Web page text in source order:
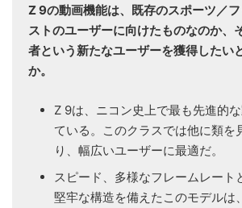
Z 9の動画機能は、既存のスポーツ／
ストのユーザーに向けたものなのか、
者という新たなユーザーを獲得したい
か。
Z 9は、ニコン史上で最も先進的
ている。このクラスでは他に類を
り、幅広いユーザーに最適だ。
スピード、多様なフレームレート
堅牢な構造を備えたこのモデルは